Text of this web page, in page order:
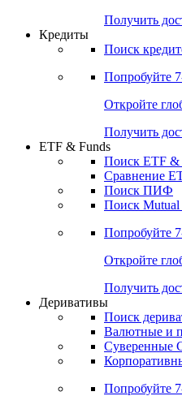
Получить
Кредиты
Поиск
Попробуйте
Откройте
Получить
ETF & Funds
Поиск ETF &
Сравнение
Поиск ПИФ
Поиск Mutual
Попробуйте
Откройте
Получить
Деривативы
Поиск
Валютные и
Суверенные
Попробуйте